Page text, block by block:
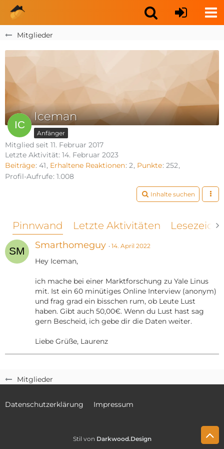
Mitglieder
Mitglieder
Iceman
Anfänger
Mitglied seit 11. Februar 2017
Letzte Aktivität: 14. Februar 2023
Beiträge 41 Erhaltene Reaktionen 2 Punkte 252
Profil-Aufrufe 1.008
Inhalte suchen
Pinnwand Letzte Aktivitäten
Smarthomeguy 14. April 2022
Hey Iceman,
ich mache bei einer Marktforschung zu Yale Linus
mit. Ist ein 60 minütiges Online Interview (anonym)
und frag grad ein bisschen rum, ob Leute Lust
haben. Gibt auch 50,00€. Wenn du Lust hast sag
gern Bescheid, ich gebe dir die Daten weiter.
Liebe Grüße, Laurenz
Datenschutzerklärung Impressum
Stil von Darkwood.Design